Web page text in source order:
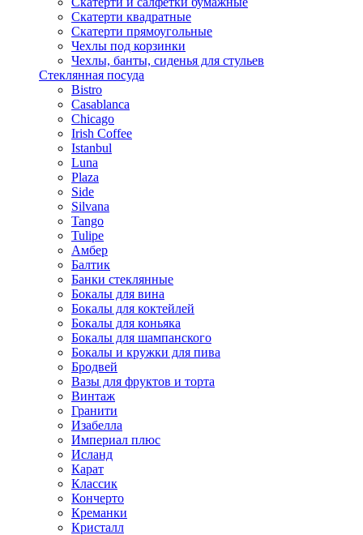
Скатерти квадратные
Скатерти прямоугольные
Чехлы под корзинки
Чехлы, банты, сиденья для стульев
Стеклянная посуда
Bistro
Casablanca
Chicago
Irish Coffee
Istanbul
Luna
Plaza
Side
Silvana
Tango
Tulipe
Амбер
Балтик
Банки стеклянные
Бокалы для вина
Бокалы для коктейлей
Бокалы для коньяка
Бокалы для шампанского
Бокалы и кружки для пива
Бродвей
Вазы для фруктов и торта
Винтаж
Гранити
Изабелла
Империал плюс
Исланд
Карат
Классик
Кончерто
Креманки
Кристалл